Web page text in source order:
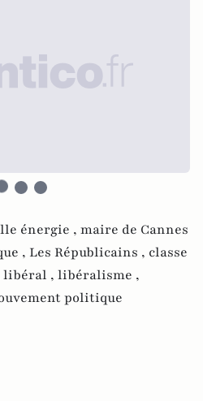
énergie , maire de Cannes
, Les Républicains , classe
libéral , libéralisme ,
politique